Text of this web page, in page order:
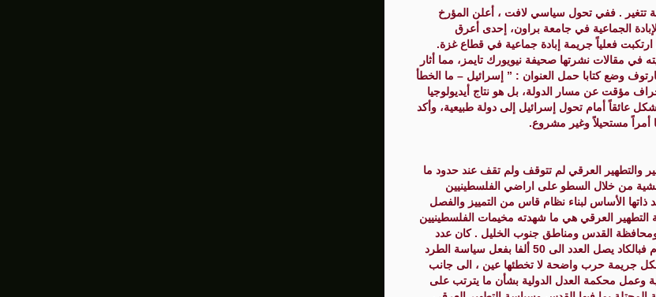
تتغير . ففي تحول سياسي لافت ، أعلن المؤرخ
الجماعية في جامعة براون، إحدى أعرق
ارتكبت فعلياً جريمة إبادة جماعية في قطاع غزة.
في مقالات نشرتها صحيفة نيويورك تايمز، مما أثار
وضع كتابا حمل العنوان : ” إسرائيل – ما الخطأ
مؤقت عن مسار الدولة، بل هو نتاج أيديولوجيا
عائقاً أمام تحول إسرائيل إلى دولة طبيعية، وأكد
أمراً مستحيلاً وغير مشروع.
والتطهير العرقي لم تتوقف ولم تقف عند حدود ما
وحشية من خلال السطو على اراضي الفلسطينيين
الأساس لبناء نظام قاس من التمييز والفصل
التطهير العرقي هي ما شهدته مخيمات الفلسطينيين
القدس ومناطق جنوب الخليل . كان عدد
سكان الاغوار الفلسطينية عام 1967 يتجاوز 125 الف نسمة ، أما اليوم فبالكاد يصل العدد الى 50 ألفا بفعل سياسة الطرد
جريمة حرب واضحة لا تخطئها عين ، الى جانب
وعمل محكمة العدل الدولية بشأن ما يترتب على